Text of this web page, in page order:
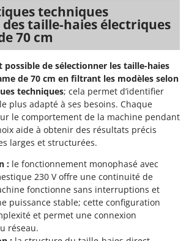
tracteur
à batterie
télescopiques
à batterie
Échenilloirs manuels
d'engrais
pour Feuilles
à dos
techniques
taille-haies électriques
70 cm
possible de sélectionner les taille-haies
de 70 cm en filtrant les modèles selon
techniques; cela permet d’identifier
plus adapté à ses besoins. Chaque
le comportement de la machine pendant
aide à obtenir des résultats précis
larges et structurées.
: le fonctionnement monophasé avec
230 V offre une continuité de
fonctionne sans interruptions et
puissance stable; cette configuration
et permet une connexion
réseau.